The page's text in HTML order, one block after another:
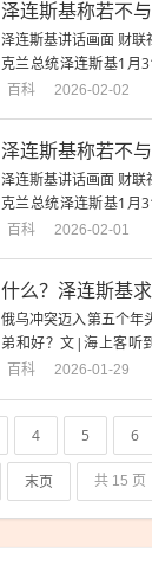
泽连斯基讲话画面 财
克兰总统泽连斯基1月
判过程中，如果没有与俄
百科 2026-02-02
泽连斯基讲话画面 财
克兰总统泽连斯基1月
判过程中，如果没有与俄
百科 2026-02-01
什么？泽连斯基求
俄乌冲突迈入第五个年
弟和好？文|海上客听
乌克兰总统泽连斯基要见
百科 2026-01-29
4 5 6
末页 共 15 页